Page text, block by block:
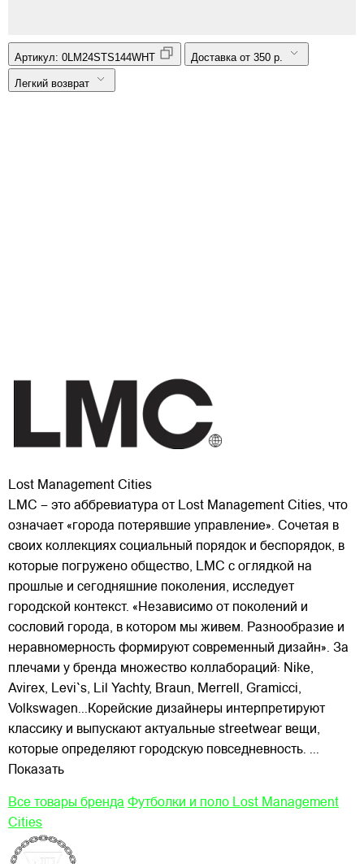
Артикул: 0LM24STS144WHT Доставка от 350 р.
Легкий возврат
Lost Management Cities
LMC – это аббревиатура от Lost Management Cities, что
означает «города потерявшие управление». Сочетая в
своих коллекциях социальный порядок и беспорядок, в
которые погружено общество, LMC с оглядкой на
прошлые и сегодняшние поколения, исследует
городской контекст. «Независимо от поколений и
сословий города, в котором мы живем. Разнообразие и
неравномерность формируют современный дизайн». За
плечами у бренда множество коллабораций: Nike,
Avirex, Levi`s, Lil Yachty, Braun, Merrell, Gramicci,
Volkswagen...Корейские дизайнеры интерпретируют
классику и выпускают актуальные streetwear вещи,
которые определяют городскую повседневность. ...
Показать
Все товары бренда Футболки и поло Lost Management
Cities